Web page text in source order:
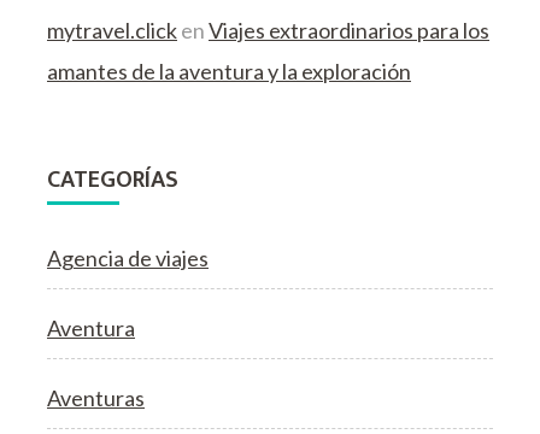
mytravel.clickenViajes extraordinarios para los
amantes de la aventura y la exploración
CATEGORÍAS
Agencia de viajes
Aventura
Aventuras